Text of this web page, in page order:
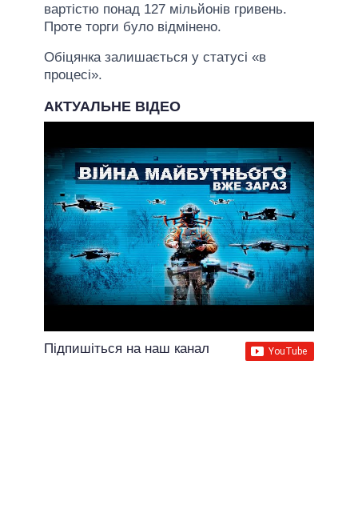
вартістю понад 127 мільйонів гривень.
Проте торги було відмінено.
Обіцянка залишається у статусі «в
процесі».
АКТУАЛЬНЕ ВІДЕО
Підпишіться на наш канал